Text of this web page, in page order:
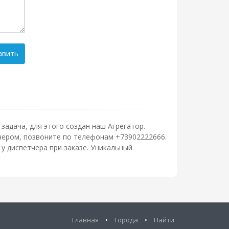
для этого создан наш Агрегатор.
позвоните по телефонам +73902222666.
при заказе. Уникальный
Главная • Города • Найти